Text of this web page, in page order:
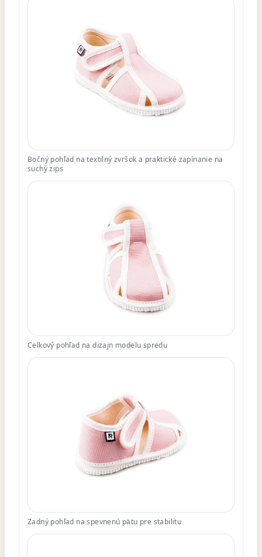
Bočný pohľad na textilný zvršok a praktické zapínanie na
suchý zips
Celkový pohľad na dizajn modelu spredu
Zadný pohľad na spevnenú pätu pre stabilitu